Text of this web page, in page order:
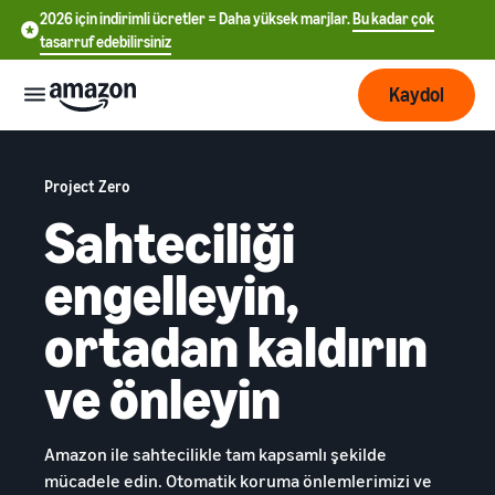
2026 için indirimli ücretler = Daha yüksek marjlar.Bu kadar çok
tasarruf edebilirsiniz
Amazon’da
satışa
başlayın
Satış tarifesi seçin
Satış oranlarını karşılaştırın
Satıcı hesabı oluşturun
Satıcı hesabı oluşturma
adımlarını kontrol edin
Lojistik
Sipariş
işlemeye
genel
bakış
Amazon Lojistik - FBA
Nakliye iadeleri ve müşteri
İşinizi
Büyütün
Daha
fazla
müşteriye
ulaşın
Ücretlendirme
Ücretler
Öğrenin
中
文
-
CN
English
- GB
Deutsch
Kaydol
Project Zero
Sahteciliği
engelleyin,
ortadan kaldırın
ve önleyin
Amazon ile sahtecilikle tam kapsamlı şekilde
mücadele edin. Otomatik koruma önlemlerimizi ve